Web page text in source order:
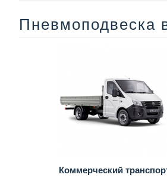
Пневмоподвеска
Коммерческий